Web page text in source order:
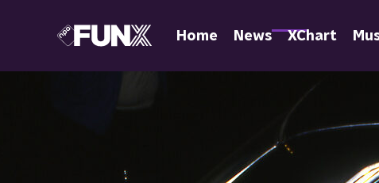
Home News XChart